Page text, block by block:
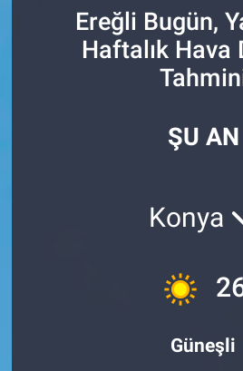
Ereğli Bugün,
Haftalık Hava
ŞU AN
Konya
Güneşli
İlanlar
Köşe Yazarları
Haber Arşivi